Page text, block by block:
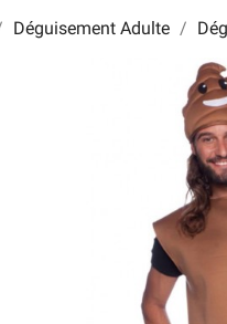
Déguisement Adulte